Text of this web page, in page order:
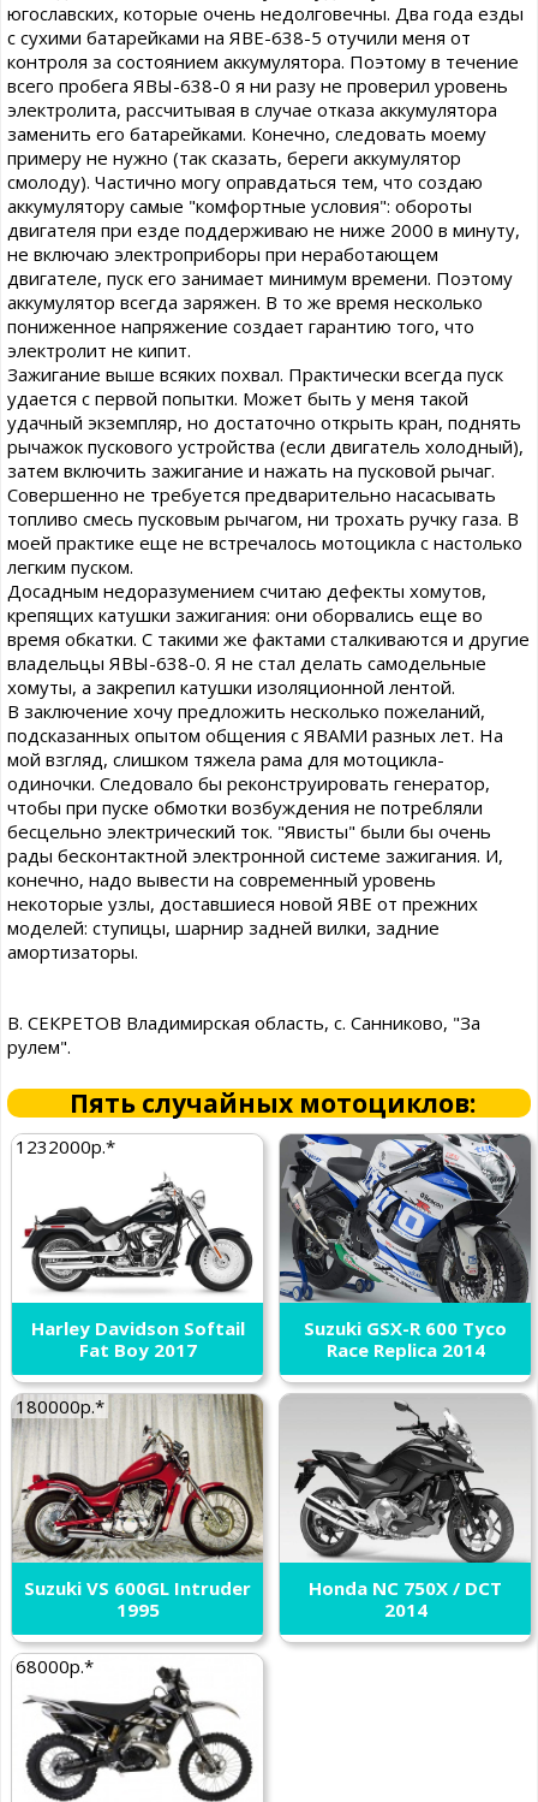
югославских, которые очень недолговечны. Два года езды
с сухими батарейками на ЯВЕ-638-5 отучили меня от
контроля за состоянием аккумулятора. Поэтому в течение
всего пробега ЯВЫ-638-0 я ни разу не проверил уровень
электролита, рассчитывая в случае отказа аккумулятора
заменить его батарейками. Конечно, следовать моему
примеру не нужно (так сказать, береги аккумулятор
смолоду). Частично могу оправдаться тем, что создаю
аккумулятору самые "комфортные условия": обороты
двигателя при езде поддерживаю не ниже 2000 в минуту,
не включаю электроприборы при неработающем
двигателе, пуск его занимает минимум времени. Поэтому
аккумулятор всегда заряжен. В то же время несколько
пониженное напряжение создает гарантию того, что
электролит не кипит.
Зажигание выше всяких похвал. Практически всегда пуск
удается с первой попытки. Может быть у меня такой
удачный экземпляр, но достаточно открыть кран, поднять
рычажок пускового устройства (если двигатель холодный),
затем включить зажигание и нажать на пусковой рычаг.
Совершенно не требуется предварительно насасывать
топливо смесь пусковым рычагом, ни трохать ручку газа. В
моей практике еще не встречалось мотоцикла с настолько
легким пуском.
Досадным недоразумением считаю дефекты хомутов,
крепящих катушки зажигания: они оборвались еще во
время обкатки. С такими же фактами сталкиваются и другие
владельцы ЯВЫ-638-0. Я не стал делать самодельные
хомуты, а закрепил катушки изоляционной лентой.
В заключение хочу предложить несколько пожеланий,
подсказанных опытом общения с ЯВАМИ разных лет. На
мой взгляд, слишком тяжела рама для мотоцикла-
одиночки. Следовало бы реконструировать генератор,
чтобы при пуске обмотки возбуждения не потребляли
бесцельно электрический ток. "Явисты" были бы очень
рады бесконтактной электронной системе зажигания. И,
конечно, надо вывести на современный уровень
некоторые узлы, доставшиеся новой ЯВЕ от прежних
моделей: ступицы, шарнир задней вилки, задние
амортизаторы.
В. СЕКРЕТОВ Владимирская область, с. Санниково, "За
рулем".
Пять случайных мотоциклов:
1232000р.*
Harley Davidson Softail
Fat Boy 2017
Suzuki GSX-R 600 Tyco
Race Replica 2014
180000р.*
Suzuki VS 600GL Intruder
1995
Honda NC 750X / DCT
2014
68000р.*